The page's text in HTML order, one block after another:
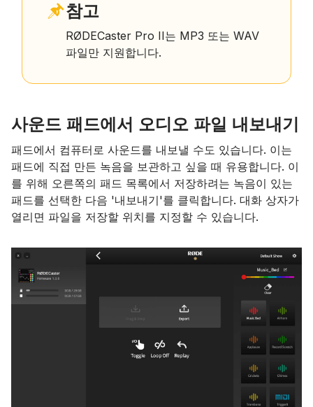
참고
RØDECaster Pro II는 MP3 또는 WAV
파일만 지원합니다.
사운드 패드에서 오디오 파일 내보내기
패드에서 컴퓨터로 사운드를 내보낼 수도 있습니다. 이는
패드에 직접 만든 녹음을 보관하고 싶을 때 유용합니다. 이
를 위해 오른쪽의 패드 목록에서 저장하려는 녹음이 있는
패드를 선택한 다음 '내보내기'를 클릭합니다. 대화 상자가
열리면 파일을 저장할 위치를 지정할 수 있습니다.